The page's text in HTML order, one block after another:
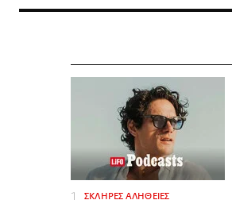
ΣΚΛΗΡΕΣ ΑΛΗΘΕΙΕΣ